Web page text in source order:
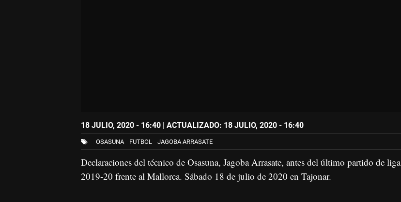
18 JULIO, 2020 - 16:40| ACTUALIZADO: 18 JULIO, 2020 - 16:40
OSASUNA FUTBOL JAGOBA ARRASATE
Declaraciones del técnico de Osasuna, Jagoba Arrasate, antes del último partido de liga
2019-20 frente al Mallorca. Sábado 18 de julio de 2020 en Tajonar.